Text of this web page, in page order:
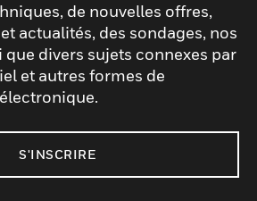
de nouvelles offres,
actualités, des sondages, nos
divers sujets connexes par
et autres formes de
S'INSCRIRE